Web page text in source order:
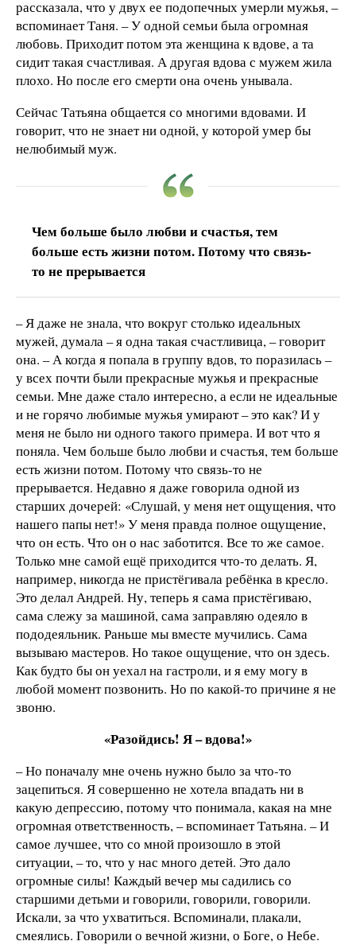
рассказала, что у двух ее подопечных умерли мужья, –
вспоминает Таня. – У одной семьи была огромная
любовь. Приходит потом эта женщина к вдове, а та
сидит такая счастливая. А другая вдова с мужем жила
плохо. Но после его смерти она очень унывала.
Сейчас Татьяна общается со многими вдовами. И
говорит, что не знает ни одной, у которой умер бы
нелюбимый муж.
Чем больше было любви и счастья, тем
больше есть жизни потом. Потому что связь-
то не прерывается
– Я даже не знала, что вокруг столько идеальных
мужей, думала – я одна такая счастливица, – говорит
она. – А когда я попала в группу вдов, то поразилась –
у всех почти были прекрасные мужья и прекрасные
семьи. Мне даже стало интересно, а если не идеальные
и не горячо любимые мужья умирают – это как? И у
меня не было ни одного такого примера. И вот что я
поняла. Чем больше было любви и счастья, тем больше
есть жизни потом. Потому что связь-то не
прерывается. Недавно я даже говорила одной из
старших дочерей: «Слушай, у меня нет ощущения, что
нашего папы нет!» У меня правда полное ощущение,
что он есть. Что он о нас заботится. Все то же самое.
Только мне самой ещё приходится что-то делать. Я,
например, никогда не пристёгивала ребёнка в кресло.
Это делал Андрей. Ну, теперь я сама пристёгиваю,
сама слежу за машиной, сама заправляю одеяло в
пододеяльник. Раньше мы вместе мучились. Сама
вызываю мастеров. Но такое ощущение, что он здесь.
Как будто бы он уехал на гастроли, и я ему могу в
любой момент позвонить. Но по какой-то причине я не
звоню.
«Разойдись! Я – вдова!»
– Но поначалу мне очень нужно было за что-то
зацепиться. Я совершенно не хотела впадать ни в
какую депрессию, потому что понимала, какая на мне
огромная ответственность, – вспоминает Татьяна. – И
самое лучшее, что со мной произошло в этой
ситуации, – то, что у нас много детей. Это дало
огромные силы! Каждый вечер мы садились со
старшими детьми и говорили, говорили, говорили.
Искали, за что ухватиться. Вспоминали, плакали,
смеялись. Говорили о вечной жизни, о Боге, о Небе.